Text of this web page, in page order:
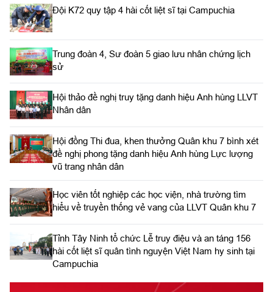
Đội K72 quy tập 4 hài cốt liệt sĩ tại Campuchia
Trung đoàn 4, Sư đoàn 5 giao lưu nhân chứng lịch
sử
Hội thảo đề nghị truy tặng danh hiệu Anh hùng LLVT
Nhân dân
Hội đồng Thi đua, khen thưởng Quân khu 7 bình xét
đề nghị phong tặng danh hiệu Anh hùng Lực lượng
vũ trang nhân dân
Học viên tốt nghiệp các học viện, nhà trường tìm
hiểu về truyền thống vẻ vang của LLVT Quân khu 7
​Tỉnh Tây Ninh tổ chức Lễ truy điệu và an táng 156
hài cốt liệt sĩ quân tình nguyện Việt Nam hy sinh tại
Campuchia